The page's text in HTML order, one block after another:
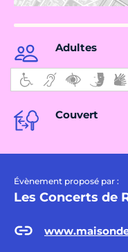
Adultes
Couvert
Évènement proposé par :
Les Concerts de